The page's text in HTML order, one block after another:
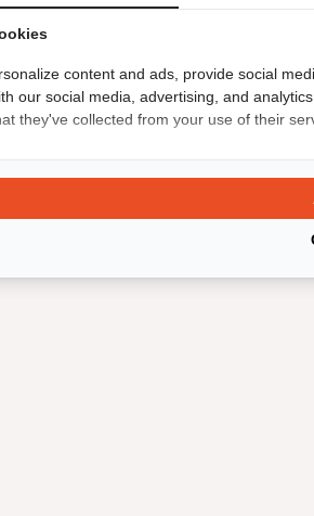
content and ads, provide social
our social media, advertising, and
they've collected from your use of their